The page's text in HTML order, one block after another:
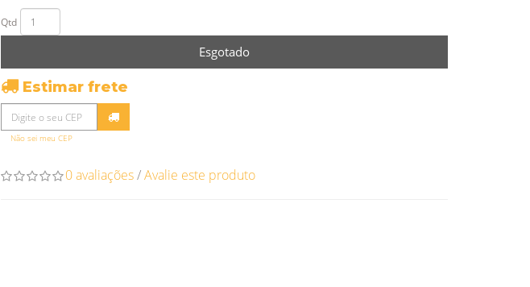
Qtd
Esgotado
Estimar frete
Não sei meu CEP
0 avaliações/Avalie este produto